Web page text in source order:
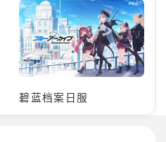
碧蓝档案日服